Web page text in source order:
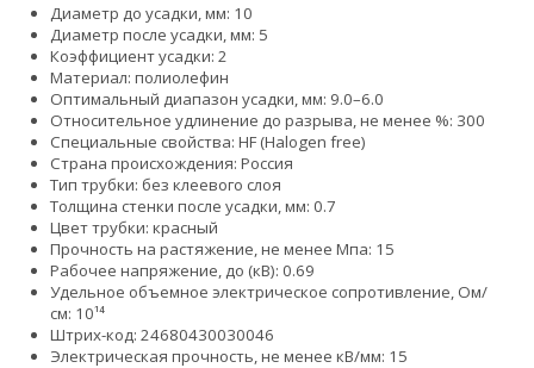
Диаметр до усадки, мм: 10
Диаметр после усадки, мм: 5
Коэффициент усадки: 2
Материал: полиолефин
Оптимальный диапазон усадки, мм: 9.0–6.0
Относительное удлинение до разрыва, не менее %: 300
Специальные свойства: HF (Halogen free)
Страна происхождения: Россия
Тип трубки: без клеевого слоя
Толщина стенки после усадки, мм: 0.7
Цвет трубки: красный
Прочность на растяжение, не менее Мпа: 15
Рабочее напряжение, до (кВ): 0.69
Удельное объемное электрическое сопротивление, Ом/
см: 10¹⁴
Штрих-код: 24680430030046
Электрическая прочность, не менее кВ/мм: 15